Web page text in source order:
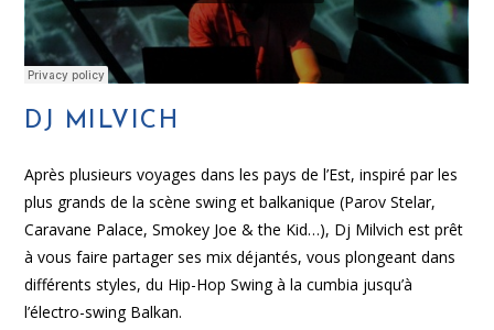
DJ MILVICH
Après plusieurs voyages dans les pays de l’Est, inspiré par les
plus grands de la scène swing et balkanique (Parov Stelar,
Caravane Palace, Smokey Joe & the Kid…), Dj Milvich est prêt
à vous faire partager ses mix déjantés, vous plongeant dans
différents styles, du Hip-Hop Swing à la cumbia jusqu’à
l’électro-swing Balkan.